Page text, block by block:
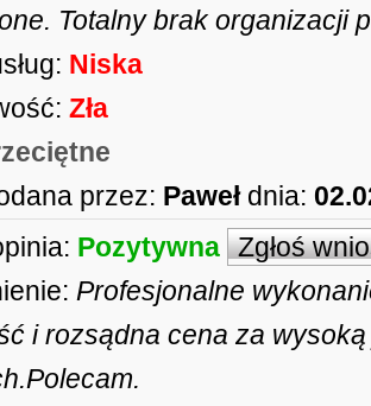
Totalny brak organizacji
Niska
Zła
przez: Paweł dnia:
Pozytywna Zgłoś
Profesjonalne
i rozsądna cena za